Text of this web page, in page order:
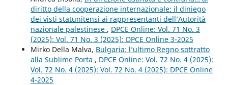
diritto della cooperazione internazionale: il diniego
dei visti statunitensi ai rappresentanti dell’Autorità
nazionale palestinese , DPCE Online: Vol. 71 No. 3
(2025): Vol. 71 No. 3 (2025): DPCE Online 3-2025
Mirko Della Malva, Bulgaria: l’ultimo Regno sottratto
alla Sublime Porta , DPCE Online: Vol. 72 No. 4 (2025):
Vol. 72 No. 4 (2025): Vol. 72 No. 4 (2025): DPCE Online
4-2025